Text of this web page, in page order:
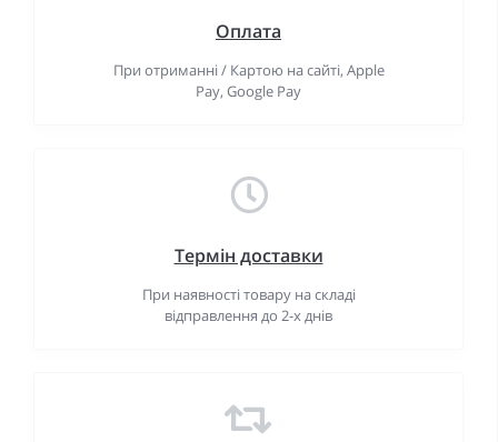
Оплата
При отриманні / Картою на сайті, Apple
Pay, Google Pay
Термін доставки
При наявності товару на складі
відправлення до 2-х днів